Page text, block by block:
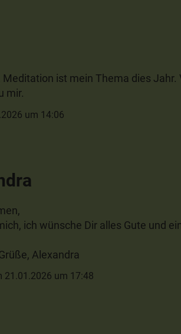
Meditation ist mein Thema dies Jahr.
mir.
um 14:06
ich wünsche Dir alles Gute und
Alexandra
21.01.2026 um 17:48